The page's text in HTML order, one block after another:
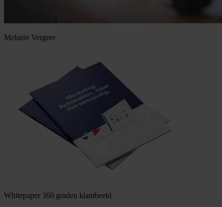
Melanie Vergeer
Whitepaper 360 graden klantbeeld